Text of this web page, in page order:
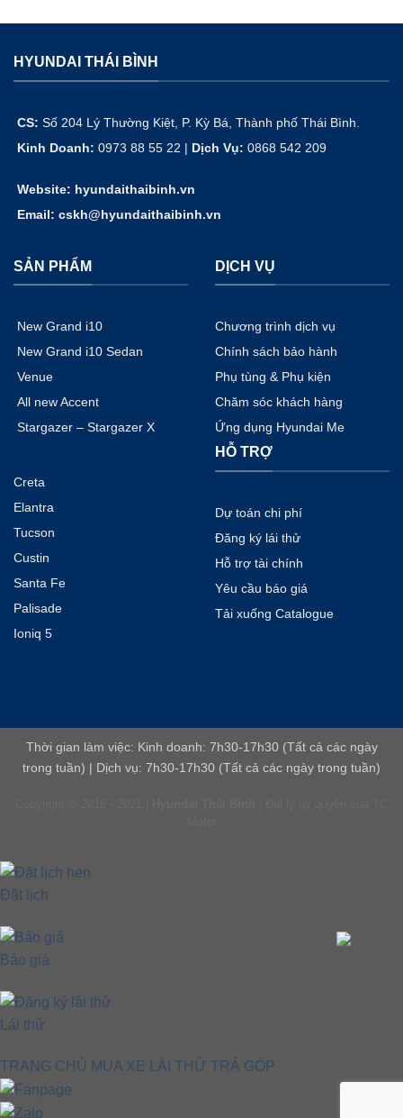
HYUNDAI THÁI BÌNH
CS: Số 204 Lý Thường Kiệt, P. Kỳ Bá, Thành phố Thái Bình.
Kinh Doanh: 0973 88 55 22 | Dịch Vụ: 0868 542 209
Website: hyundaithaibinh.vn
Email: cskh@hyundaithaibinh.vn
SẢN PHẨM
New Grand i10
New Grand i10 Sedan
Venue
All new Accent
Stargazer – Stargazer X
Creta
Elantra
Tucson
Custin
Santa Fe
Palisade
Ioniq 5
DỊCH VỤ
Chương trình dịch vụ
Chính sách bảo hành
Phụ tùng & Phụ kiện
Chăm sóc khách hàng
Ứng dụng Hyundai Me
HỖ TRỢ
Dự toán chi phí
Đăng ký lái thử
Hỗ trợ tài chính
Yêu cầu báo giá
Tải xuống Catalogue
Thời gian làm việc: Kinh doanh: 7h30-17h30 (Tất cả các ngày
trong tuần) | Dịch vụ: 7h30-17h30 (Tất cả các ngày trong tuần)
Đặt lịch
Báo giá
Lái thử
TRANG CHỦ MUA XE LÁI THỬ TRẢ GÓP